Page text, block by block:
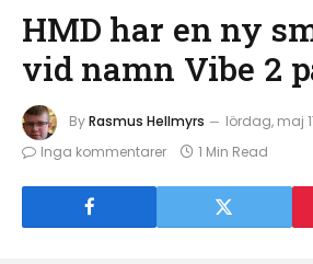
HMD har en ny
vid namn Vibe 2
ByRasmus Hellmyrs
lördag, maj
Inga kommentarer
1 Min Read